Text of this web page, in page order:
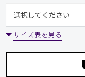
サイズ表を見る